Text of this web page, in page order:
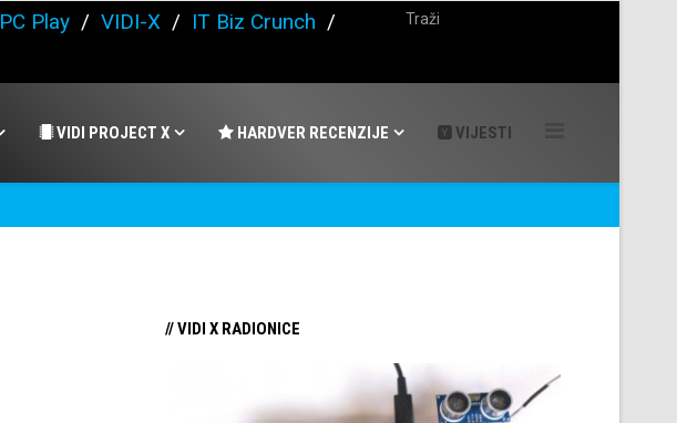
PC Play / VIDI-X / IT Biz Crunch /
VIDI PROJECT X HARDVER RECENZIJE VIJESTI
// VIDI X RADIONICE